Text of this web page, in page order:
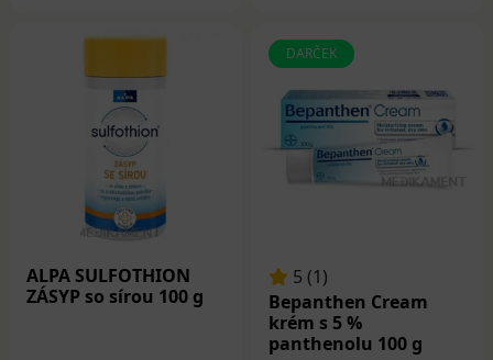
ALPA SULFOTHION
ZÁSYP so sírou 100 g
DARČEK
5 (1)
Bepanthen Cream
krém s 5 %
panthenolu 100 g